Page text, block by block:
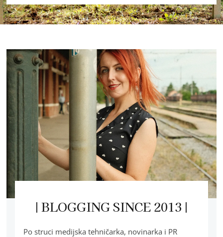
| BLOGGING SINCE 2013 |
Po struci medijska tehničarka, novinarka i PR